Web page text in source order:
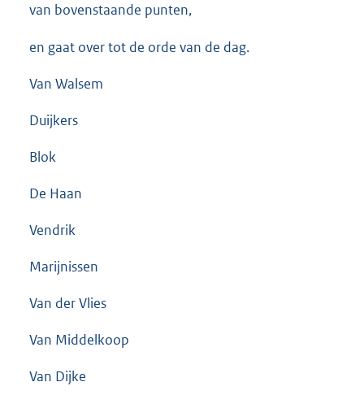
van bovenstaande punten,
en gaat over tot de orde van de dag.
Van Walsem
Duijkers
Blok
De Haan
Vendrik
Marijnissen
Van der Vlies
Van Middelkoop
Van Dijke